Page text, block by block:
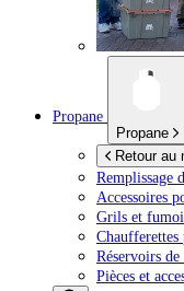
Propane
Propane
Retour au
Remplissage
Accessoires
Grils et
Chaufferettes
Réservoirs de
Pièces et